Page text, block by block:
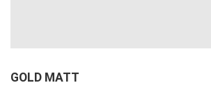
GOLD MATT